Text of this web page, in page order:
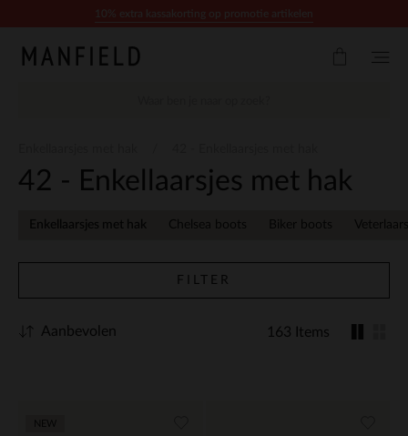
42 - Enkellaarsjes met hak
Enkellaarsjes met hak Chelsea boots Biker boots
FILTER
163 Items
Aanbevolen